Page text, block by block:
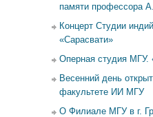
памяти профессора
Концерт Студии
«Сарасвати»
Оперная студия МГУ.
Весенний день
факультете ИИ МГУ
О Филиале МГУ в г.